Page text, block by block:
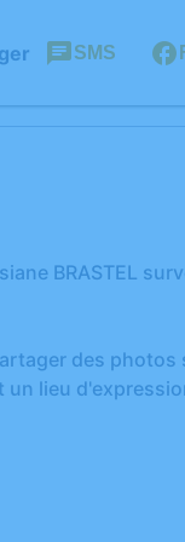
SMS
BRASTEL
des photos
lieu